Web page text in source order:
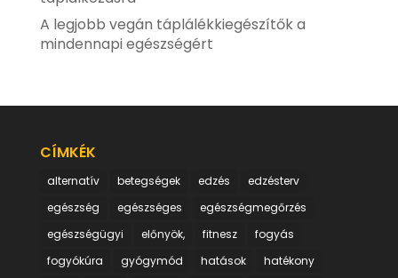
A legjobb vegán táplálékkiegészítők a
mindennapi egészségért
CÍMKÉK
alternatív betegségek edzés
edzésterv
egészség
egészséges
egészségmegőrzés
egészségügyi
előnyök, fitnesz
fogyás
fogyókúra
gyógymód hatások
hatékony